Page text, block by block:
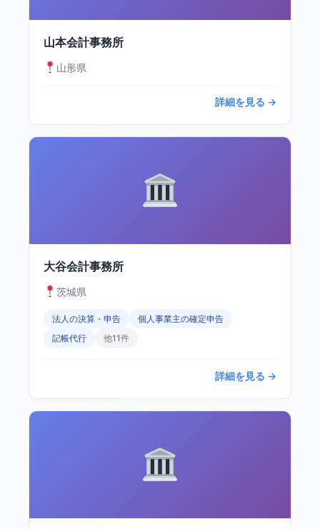
山本会計事務所
山形県
詳細を見る →
大谷会計事務所
茨城県
法人の決算・申告
個人事業主の確定申告
記帳代行
他11件
詳細を見る →